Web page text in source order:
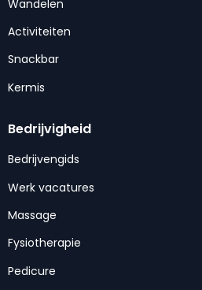
Wandelen
Activiteiten
Snackbar
Kermis
Bedrijvigheid
Bedrijvengids
Werk vacatures
Massage
Fysiotherapie
Pedicure